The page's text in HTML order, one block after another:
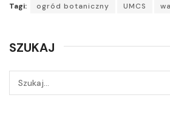
Tagi: ogród botaniczny UMCS
SZUKAJ